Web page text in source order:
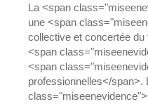
La <span
une <span
collective et concertée
<span
<span
professionnelles</span>.